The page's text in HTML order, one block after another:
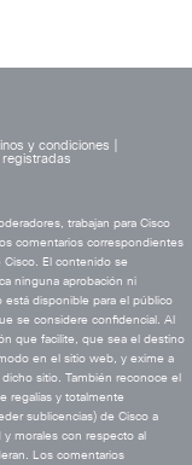
y condiciones
registradas
trabajan para Cisco
comentarios correspondientes
El contenido se
ninguna aprobación ni
está disponible para el público
se considere confidencial. Al
que facilite, que sea el destino
en el sitio web, y exime a
sitio. También reconoce el
regalías y totalmente
sublicencias) de Cisco a
morales con respecto al
Los comentarios